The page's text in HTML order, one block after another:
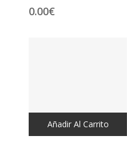
0.00€
Añadir Al Carrito